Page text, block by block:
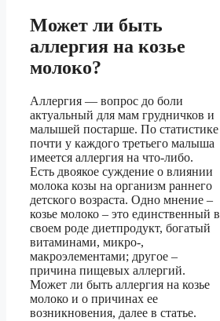
Может ли быть
аллергия на козье
молоко?
Аллергия — вопрос до боли
актуальный для мам грудничков и
малышей постарше. По статистике
почти у каждого третьего малыша
имеется аллергия на что-либо.
Есть двоякое суждение о влиянии
молока козы на организм раннего
детского возраста. Одно мнение –
козье молоко – это единственный в
своем роде диетпродукт, богатый
витаминами, микро-,
макроэлементами; другое –
причина пищевых аллергий.
Может ли быть аллергия на козье
молоко и о причинах ее
возникновения, далее в статье.